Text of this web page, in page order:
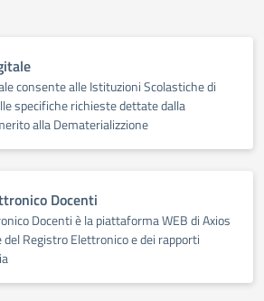
consente alle Istituzioni Scolastiche di
specifiche richieste dettate dalla
alla Dematerializzione
Docenti
Docenti è la piattaforma WEB di Axios
del Registro Elettronico e dei rapporti